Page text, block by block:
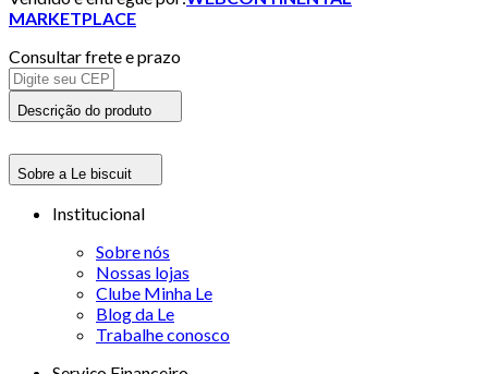
MARKETPLACE
Consultar frete e prazo
Descrição do produto
Sobre a Le biscuit
Institucional
Sobre nós
Nossas lojas
Clube Minha Le
Blog da Le
Trabalhe conosco